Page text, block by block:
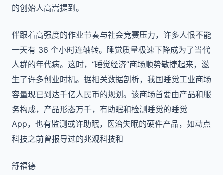
的创始人高嵩提到。
伴跟着高强度的作业节奏与社会竞赛压力，许多人恨不能
一天有 36 个小时连轴转。睡觉质量极速下降成为了当代
人群的年代病。这时，“睡觉经济”商场顺势敏捷起来，滋
生了许多创业时机。据相关数据剖析，我国睡觉工业商场
容量现已到达千亿人民币的规划。该商场首要由产品和服
务构成，产品形态万千，有助眠和检测睡觉的睡觉
App，也有监测或许助眠，医治失眠的硬件产品，如动点
科技之前曾报导过的兆观科技和
舒福德